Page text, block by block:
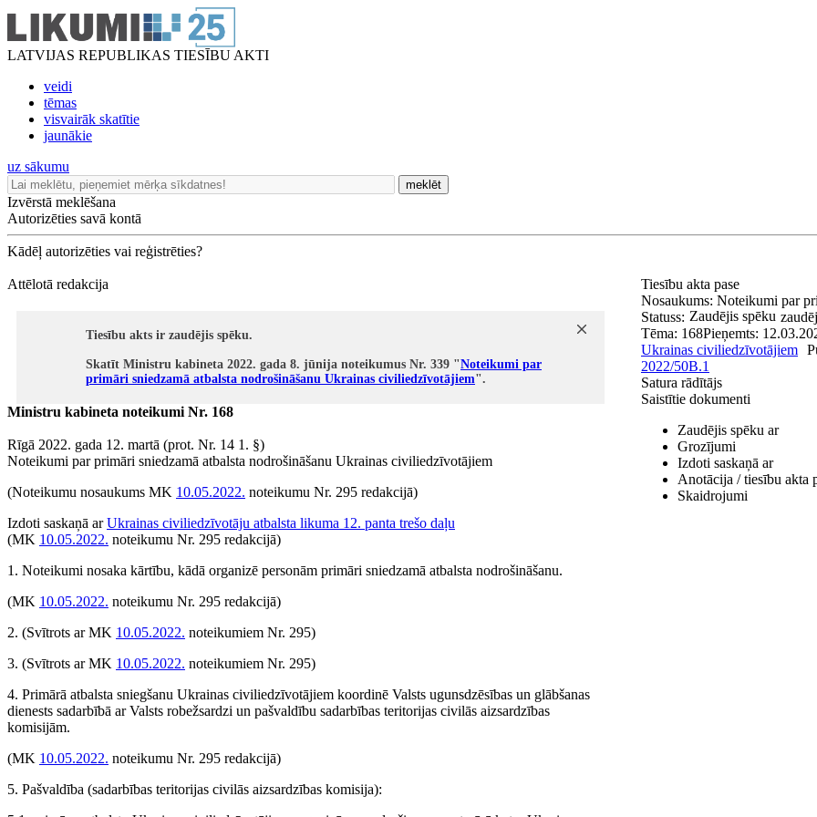
LATVIJAS REPUBLIKAS TIESĪBU AKTI
veidi
tēmas
visvairāk skatītie
jaunākie
uz sākumu
meklēt
Izvērstā meklēšana
Autorizēties savā kontā
Kādēļ autorizēties vai reģistrēties?
Attēlotā redakcija
Tiesību akts ir zaudējis spēku.
Skatīt Ministru kabineta 2022. gada 8. jūnija noteikumus Nr. 339 "Noteikumi par
primāri sniedzamā atbalsta nodrošināšanu Ukrainas civiliedzīvotājiem".
Ministru kabineta noteikumi Nr. 168
Rīgā 2022. gada 12. martā (prot. Nr. 14 1. §)
Noteikumi par primāri sniedzamā atbalsta nodrošināšanu Ukrainas civiliedzīvotājiem
(Noteikumu nosaukums MK 10.05.2022. noteikumu Nr. 295 redakcijā)
Izdoti saskaņā arUkrainas civiliedzīvotāju atbalsta likuma 12. panta trešo daļu
(MK 10.05.2022. noteikumu Nr. 295 redakcijā)
1. Noteikumi nosaka kārtību, kādā organizē personām primāri sniedzamā atbalsta nodrošināšanu.
(MK 10.05.2022. noteikumu Nr. 295 redakcijā)
2. (Svītrots ar MK 10.05.2022. noteikumiem Nr. 295)
3. (Svītrots ar MK 10.05.2022. noteikumiem Nr. 295)
4. Primārā atbalsta sniegšanu Ukrainas civiliedzīvotājiem koordinē Valsts ugunsdzēsības un glābšanas
dienests sadarbībā ar Valsts robežsardzi un pašvaldību sadarbības teritorijas civilās aizsardzības
komisijām.
(MK 10.05.2022. noteikumu Nr. 295 redakcijā)
5. Pašvaldība (sadarbības teritorijas civilās aizsardzības komisija):
Tiesību akta pase
Nosaukums: Noteikumi par
Statuss: Zaudējis spēku
168Pieņemts:
Tēma:
Ukrainas civiliedzīvotājiem
2022/50B.1
Satura rādītājs
Saistītie dokumenti
Zaudējis spēku ar
Grozījumi
Izdoti saskaņā ar
Anotācija / tiesību akta
Skaidrojumi